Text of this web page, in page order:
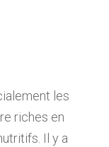
les
riches en
Il y a